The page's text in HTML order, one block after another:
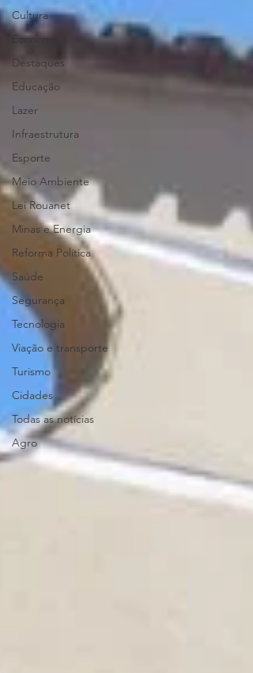
Cultura
Economia
Destaques
Educação
Lazer
Infraestrutura
Esporte
Meio Ambiente
Lei Rouanet
Minas e Energia
Reforma Política
Saúde
Segurança
Tecnologia
Viação e transporte
Turismo
Cidades
Todas as notícias
Agro